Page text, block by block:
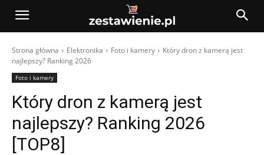
Strona główna Elektronika Foto i kamery
Który dron z kamerą jest
najlepszy? Ranking 2026
Foto i kamery
Który dron z kamerą jest
najlepszy? Ranking 2026
[TOP8]